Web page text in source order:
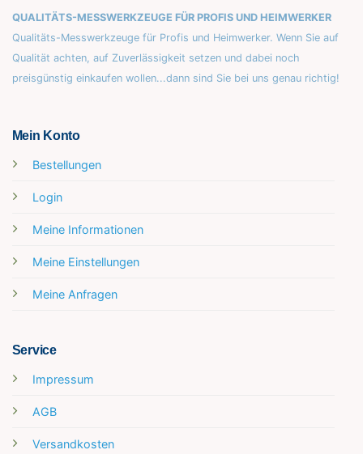
QUALITÄTS-MESSWERKZEUGE FÜR PROFIS UND HEIMWERKER
Qualitäts-Messwerkzeuge für Profis und Heimwerker. Wenn Sie auf
Qualität achten, auf Zuverlässigkeit setzen und dabei noch
preisgünstig einkaufen wollen...dann sind Sie bei uns genau richtig!
Mein Konto
Bestellungen
Login
Meine Informationen
Meine Einstellungen
Meine Anfragen
Service
Impressum
AGB
Versandkosten